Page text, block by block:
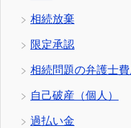
相続放棄
限定承認
相続問題の弁護士
自己破産（個人）
過払い金